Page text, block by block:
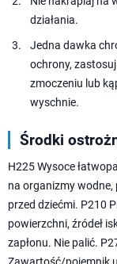
działania.
Jedna dawka
ochrony,
zmoczeniu lub
wyschnie.
Środki
H225 Wysoce
na organizmy wodne,
przed dziećmi. P210
powierzchni, źródeł
zapłonu. Nie palić.